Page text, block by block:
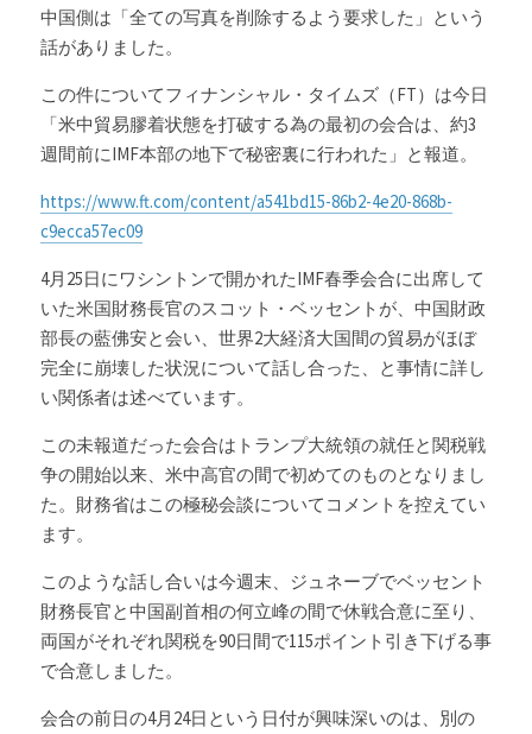
中国側は「全ての写真を削除するよう要求した」という
話がありました。
この件についてフィナンシャル・タイムズ（FT）は今日
「米中貿易膠着状態を打破する為の最初の会合は、約3
週間前にIMF本部の地下で秘密裏に行われた」と報道。
https://www.ft.com/content/a541bd15-86b2-4e20-868b-
c9ecca57ec09
4月25日にワシントンで開かれたIMF春季会合に出席して
いた米国財務長官のスコット・ベッセントが、中国財政
部長の藍佛安と会い、世界2大経済大国間の貿易がほぼ
完全に崩壊した状況について話し合った、と事情に詳し
い関係者は述べています。
この未報道だった会合はトランプ大統領の就任と関税戦
争の開始以来、米中高官の間で初めてのものとなりまし
た。財務省はこの極秘会談についてコメントを控えてい
ます。
このような話し合いは今週末、ジュネーブでベッセント
財務長官と中国副首相の何立峰の間で休戦合意に至り、
両国がそれぞれ関税を90日間で115ポイント引き下げる事
で合意しました。
会合の前日の4月24日という日付が興味深いのは、別の